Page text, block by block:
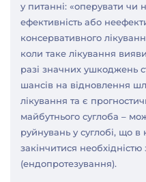
у питанні: «оперувати чи
ефективність або
консервативного
коли таке лікування
разі значних ушкоджень
шансів на відновлення
лікування та є
майбутнього суглоба –
руйнувань у суглобі, що
закінчитися
(ендопротезування).